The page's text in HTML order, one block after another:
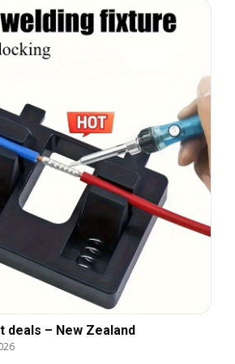
deals – New Zealand